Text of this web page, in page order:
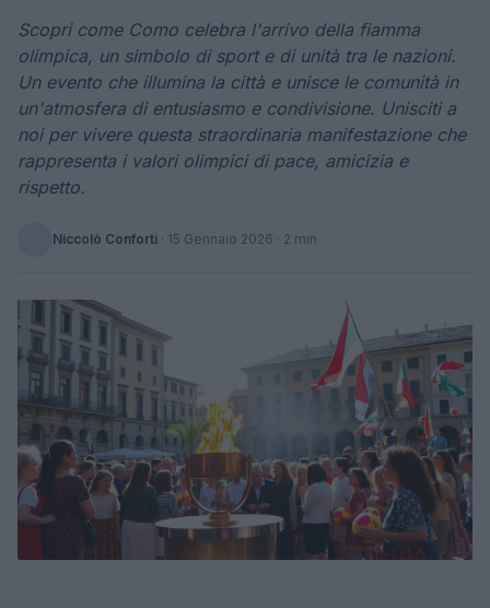
Scopri come Como celebra l'arrivo della fiamma
olimpica, un simbolo di sport e di unità tra le nazioni.
Un evento che illumina la città e unisce le comunità in
un'atmosfera di entusiasmo e condivisione. Unisciti a
noi per vivere questa straordinaria manifestazione che
rappresenta i valori olimpici di pace, amicizia e
rispetto.
Niccolò Conforti · 15 Gennaio 2026 · 2 min